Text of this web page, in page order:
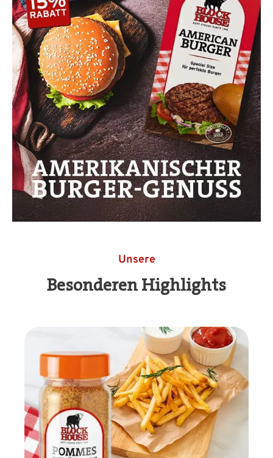
Unsere
Besonderen Highlights